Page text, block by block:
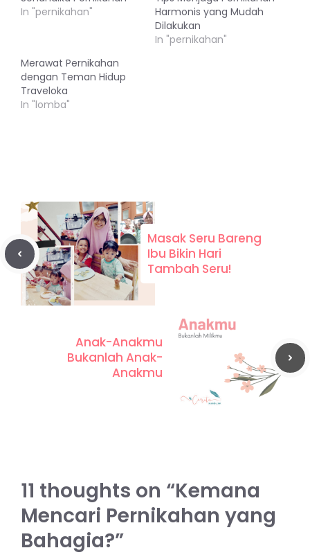
In "pernikahan"
Harmonis yang Mudah
Dilakukan
In "pernikahan"
Merawat Pernikahan
dengan Teman Hidup
Traveloka
In "lomba"
Masak Seru Bareng
Ibu Bikin Hari
Tambah Seru!
Anak-Anakmu
Bukanlah Anak-
Anakmu
11 thoughts on “Kemana
Mencari Pernikahan yang
Bahagia?”